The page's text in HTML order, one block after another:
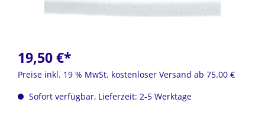
19,50 €*
Preise inkl. 19 % MwSt. kostenloser Versand ab 75.00 €
Sofort verfügbar, Lieferzeit: 2-5 Werktage